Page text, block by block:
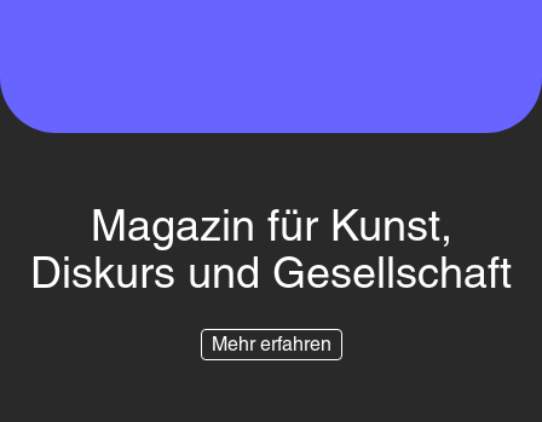
Magazin für Kunst,
Diskurs und Gesellschaft
Mehr erfahren